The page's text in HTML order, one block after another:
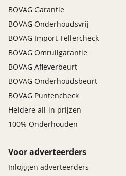
BOVAG Garantie
BOVAG Onderhoudsvrij
BOVAG Import Tellercheck
BOVAG Omruilgarantie
BOVAG Afleverbeurt
BOVAG Onderhoudsbeurt
BOVAG Puntencheck
Heldere all-in prijzen
100% Onderhouden
Voor adverteerders
Inloggen adverteerders